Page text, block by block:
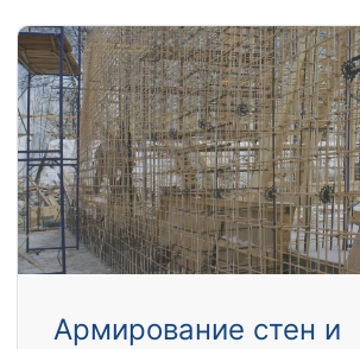
Армирование стен и